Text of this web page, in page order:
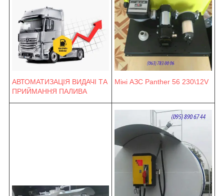
АВТОМАТИЗАЦІЯ ВИДАЧІ ТА
ПРИЙМАННЯ ПАЛИВА
Міні АЗС Panther 56 230\12V